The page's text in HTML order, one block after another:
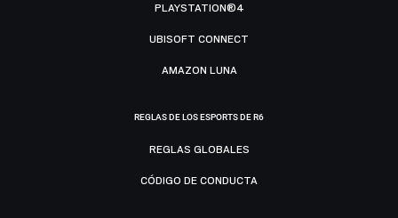
PLAYSTATION®4
UBISOFT CONNECT
AMAZON LUNA
REGLAS DE LOS ESPORTS DE R6
REGLAS GLOBALES
CÓDIGO DE CONDUCTA